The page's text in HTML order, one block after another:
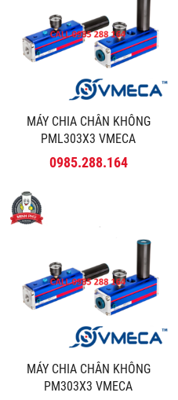
MÁY CHIA CHÂN KHÔNG
PML303X3 VMECA
0985.288.164
MÁY CHIA CHÂN KHÔNG
PM303X3 VMECA